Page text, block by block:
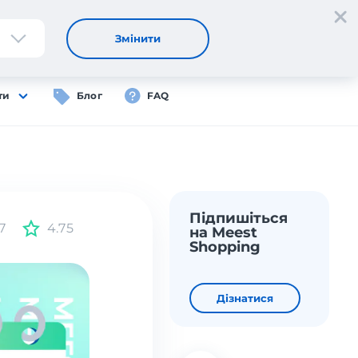
Реєстрація Вхід
Блог FAQ
Змінити
4.75
Підпишіться
на Meest
Shopping
Дізнатися